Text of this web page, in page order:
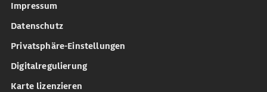
Impressum
Datenschutz
Privatsphäre-Einstellungen
Digitalregulierung
Karte lizenzieren